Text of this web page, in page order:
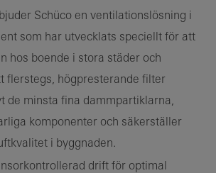
Schüco en ventilationslösning i
som har utvecklats speciellt för att
hos boende i stora städer och
flerstegs, högpresterande filter
de minsta fina dammpartiklarna,
komponenter och säkerställer
i byggnaden.
drift för optimal